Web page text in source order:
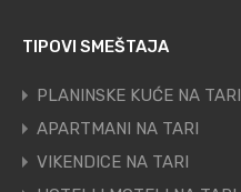
TIPOVI SMEŠTAJA
PLANINSKE KUĆE NA TARI
APARTMANI NA TARI
VIKENDICE NA TARI